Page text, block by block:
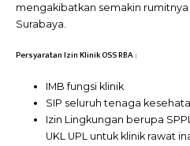
mengakibatkan semakin
Surabaya.
Persyaratan Izin Klinik OSS RBA :
IMB fungsi klinik
SIP seluruh tenaga
Izin Lingkungan berupa
UKL UPL untuk klinik rawat